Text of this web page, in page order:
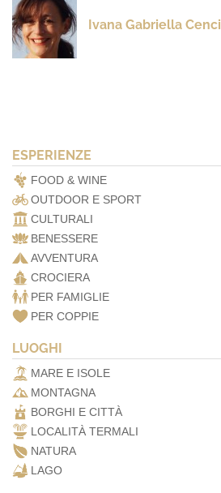
Ivana Gabriella Cenci
ESPERIENZE
FOOD & WINE
OUTDOOR E SPORT
CULTURALI
BENESSERE
AVVENTURA
CROCIERA
PER FAMIGLIE
PER COPPIE
LUOGHI
MARE E ISOLE
MONTAGNA
BORGHI E CITTÀ
LOCALITÀ TERMALI
NATURA
LAGO